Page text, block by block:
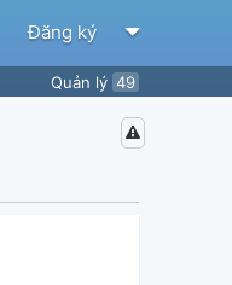
Đăng ký
Quản lý 49